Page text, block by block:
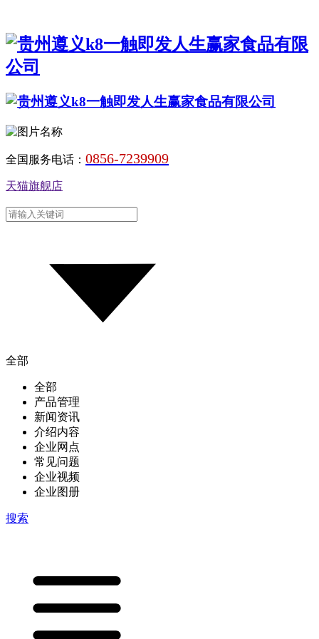
全国服务电话： 0856-7239909
天猫旗舰店
全部
全部
产品管理
新闻资讯
介绍内容
企业网点
常见问题
企业视频
企业图册
搜索